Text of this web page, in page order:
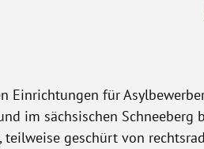
Einrichtungen für
im sächsischen
geschürt von